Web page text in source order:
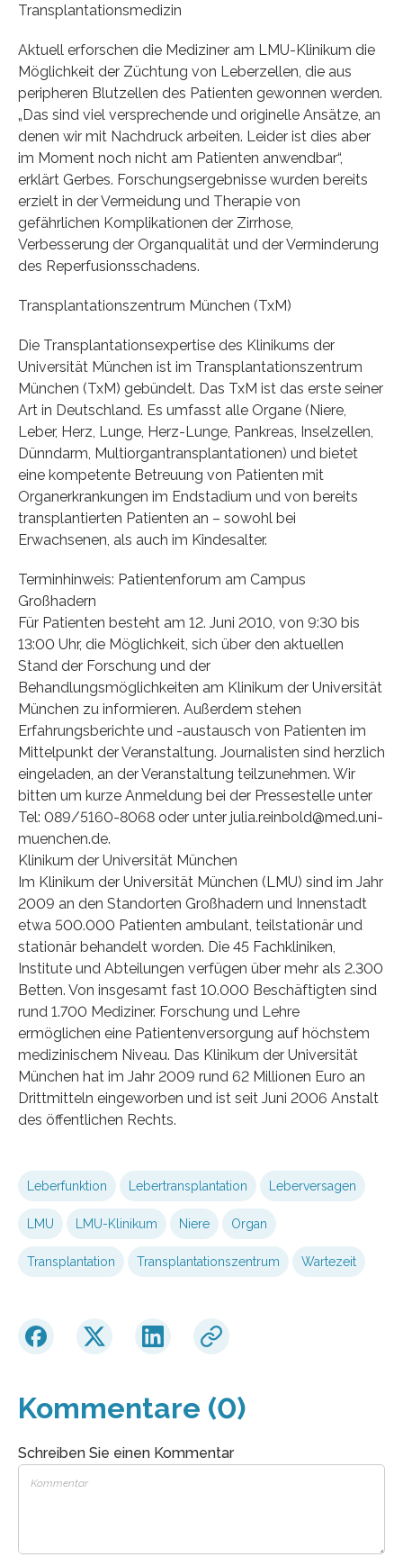
Transplantationsmedizin
Aktuell erforschen die Mediziner am LMU-Klinikum die
Möglichkeit der Züchtung von Leberzellen, die aus
peripheren Blutzellen des Patienten gewonnen werden.
„Das sind viel versprechende und originelle Ansätze, an
denen wir mit Nachdruck arbeiten. Leider ist dies aber
im Moment noch nicht am Patienten anwendbar“,
erklärt Gerbes. Forschungsergebnisse wurden bereits
erzielt in der Vermeidung und Therapie von
gefährlichen Komplikationen der Zirrhose,
Verbesserung der Organqualität und der Verminderung
des Reperfusionsschadens.
Transplantationszentrum München (TxM)
Die Transplantationsexpertise des Klinikums der
Universität München ist im Transplantationszentrum
München (TxM) gebündelt. Das TxM ist das erste seiner
Art in Deutschland. Es umfasst alle Organe (Niere,
Leber, Herz, Lunge, Herz-Lunge, Pankreas, Inselzellen,
Dünndarm, Multiorgantransplantationen) und bietet
eine kompetente Betreuung von Patienten mit
Organerkrankungen im Endstadium und von bereits
transplantierten Patienten an – sowohl bei
Erwachsenen, als auch im Kindesalter.
Terminhinweis: Patientenforum am Campus
Großhadern
Für Patienten besteht am 12. Juni 2010, von 9:30 bis
13:00 Uhr, die Möglichkeit, sich über den aktuellen
Stand der Forschung und der
Behandlungsmöglichkeiten am Klinikum der Universität
München zu informieren. Außerdem stehen
Erfahrungsberichte und -austausch von Patienten im
Mittelpunkt der Veranstaltung. Journalisten sind herzlich
eingeladen, an der Veranstaltung teilzunehmen. Wir
bitten um kurze Anmeldung bei der Pressestelle unter
Tel: 089/5160-8068 oder unter julia.reinbold@med.uni-
muenchen.de.
Klinikum der Universität München
Im Klinikum der Universität München (LMU) sind im Jahr
2009 an den Standorten Großhadern und Innenstadt
etwa 500.000 Patienten ambulant, teilstationär und
stationär behandelt worden. Die 45 Fachkliniken,
Institute und Abteilungen verfügen über mehr als 2.300
Betten. Von insgesamt fast 10.000 Beschäftigten sind
rund 1.700 Mediziner. Forschung und Lehre
ermöglichen eine Patientenversorgung auf höchstem
medizinischem Niveau. Das Klinikum der Universität
München hat im Jahr 2009 rund 62 Millionen Euro an
Drittmitteln eingeworben und ist seit Juni 2006 Anstalt
des öffentlichen Rechts.
Leberfunktion Lebertransplantation Leberversagen
LMU LMU-Klinikum Niere Organ
Transplantation Transplantationszentrum Wartezeit
Kommentare (0)
Schreiben Sie einen Kommentar